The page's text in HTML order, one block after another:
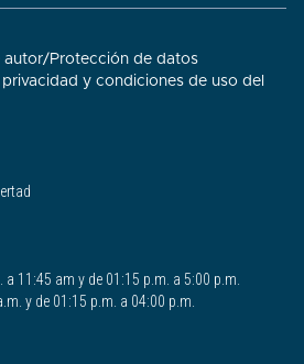
autor/ Protección de datos
y condiciones de uso del
11:45 am y de 01:15 p.m. a 5:00 p.m.
y de 01:15 p.m. a 04:00 p.m.